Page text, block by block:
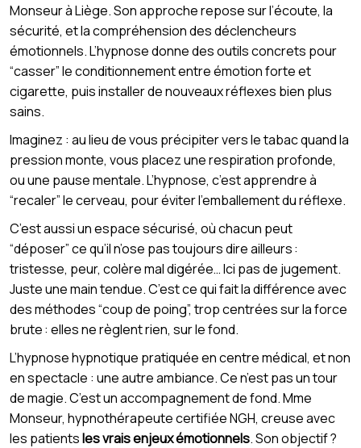
Monseur à Liège. Son approche repose sur l’écoute, la
sécurité, et la compréhension des déclencheurs
émotionnels. L’hypnose donne des outils concrets pour
“casser” le conditionnement entre émotion forte et
cigarette, puis installer de nouveaux réflexes bien plus
sains.
Imaginez : au lieu de vous précipiter vers le tabac quand la
pression monte, vous placez une respiration profonde,
ou une pause mentale. L’hypnose, c’est apprendre à
“recaler” le cerveau, pour éviter l’emballement du réflexe.
C’est aussi un espace sécurisé, où chacun peut
“déposer” ce qu’il n’ose pas toujours dire ailleurs :
tristesse, peur, colère mal digérée… Ici pas de jugement.
Juste une main tendue. C’est ce qui fait la différence avec
des méthodes “coup de poing”, trop centrées sur la force
brute : elles ne règlent rien, sur le fond.
L’hypnose hypnotique pratiquée en centre médical, et non
en spectacle : une autre ambiance. Ce n’est pas un tour
de magie. C’est un accompagnement de fond. Mme
Monseur, hypnothérapeute certifiée NGH, creuse avec
les patientsles vrais enjeux émotionnels. Son objectif ?